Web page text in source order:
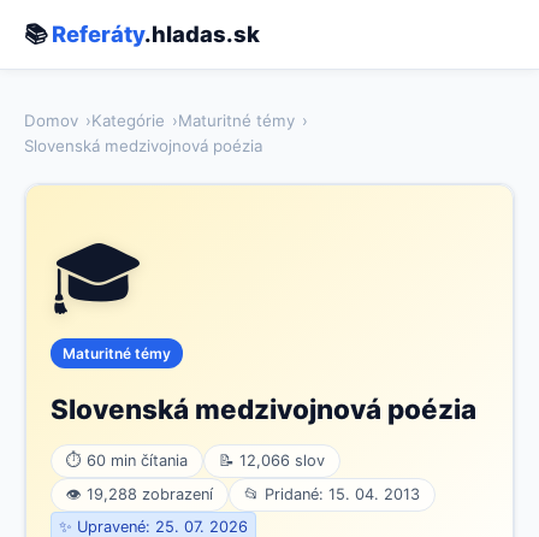
📚Referáty.hladas.sk
Domov Kategórie
Maturitné témy
Slovenská medzivojnová poézia
🎓
Maturitné témy
Slovenská medzivojnová poézia
⏱ 60 min čítania
📝 12,066 slov
👁 19,288 zobrazení
📂 Pridané: 15. 04. 2013
✨ Upravené: 25. 07. 2026